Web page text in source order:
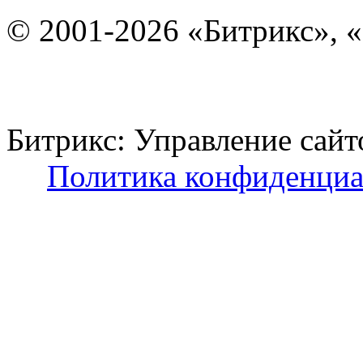
© 2001-2026 «Битрикс»,
Битрикс: Управление
Политика